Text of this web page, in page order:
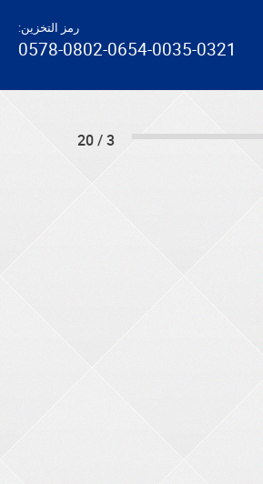
رمز التخزين:
0578-0802-0654-0035-0321
3 / 20